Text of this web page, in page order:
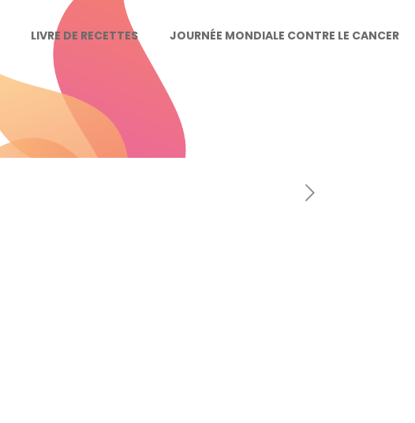
LIVRE DE RECETTES JOURNÉE MONDIALE CONTRE LE CANCER